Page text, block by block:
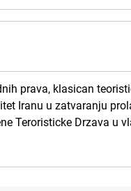
prava, klasican
Iranu u zatvaranju
Teroristicke Drzava u